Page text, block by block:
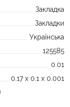
Закладка
Закладки
Українська
125585
0.01
0.17 х 0.1 х 0.001